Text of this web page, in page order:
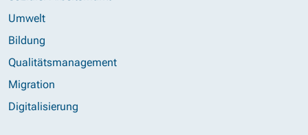
Umwelt
Bildung
Qualitätsmanagement
Migration
Digitalisierung